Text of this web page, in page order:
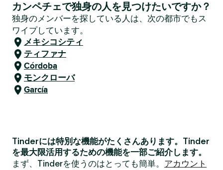
カンペチェで独身の人を見つけたいですか？
独身のメンバーを探している人は、次の都市でもス
ワイプしています。
メキシコシティ
ティファナ
Córdoba
モンクローバ
García
Tinderには特別な機能がたくさんあります。Tinder
を最大限活用するための機能を一部ご紹介します。
まず、Tinderを使うのはとっても簡単。 アカウント